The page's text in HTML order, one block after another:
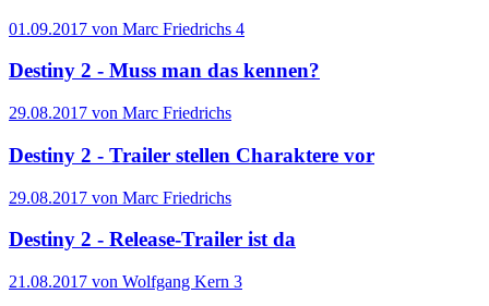
01.09.2017 von Marc Friedrichs 4
Destiny 2 - Muss man das kennen?
29.08.2017 von Marc Friedrichs
Destiny 2 - Trailer stellen Charaktere vor
29.08.2017 von Marc Friedrichs
Destiny 2 - Release-Trailer ist da
21.08.2017 von Wolfgang Kern 3